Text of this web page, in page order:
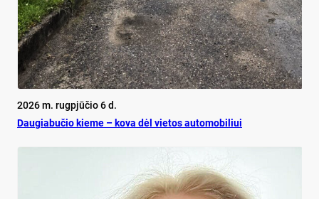
2026 m. rugpjūčio 6 d.
Dau­gia­bu­čio kie­me – ko­va dėl vie­tos au­to­mo­bi­liui